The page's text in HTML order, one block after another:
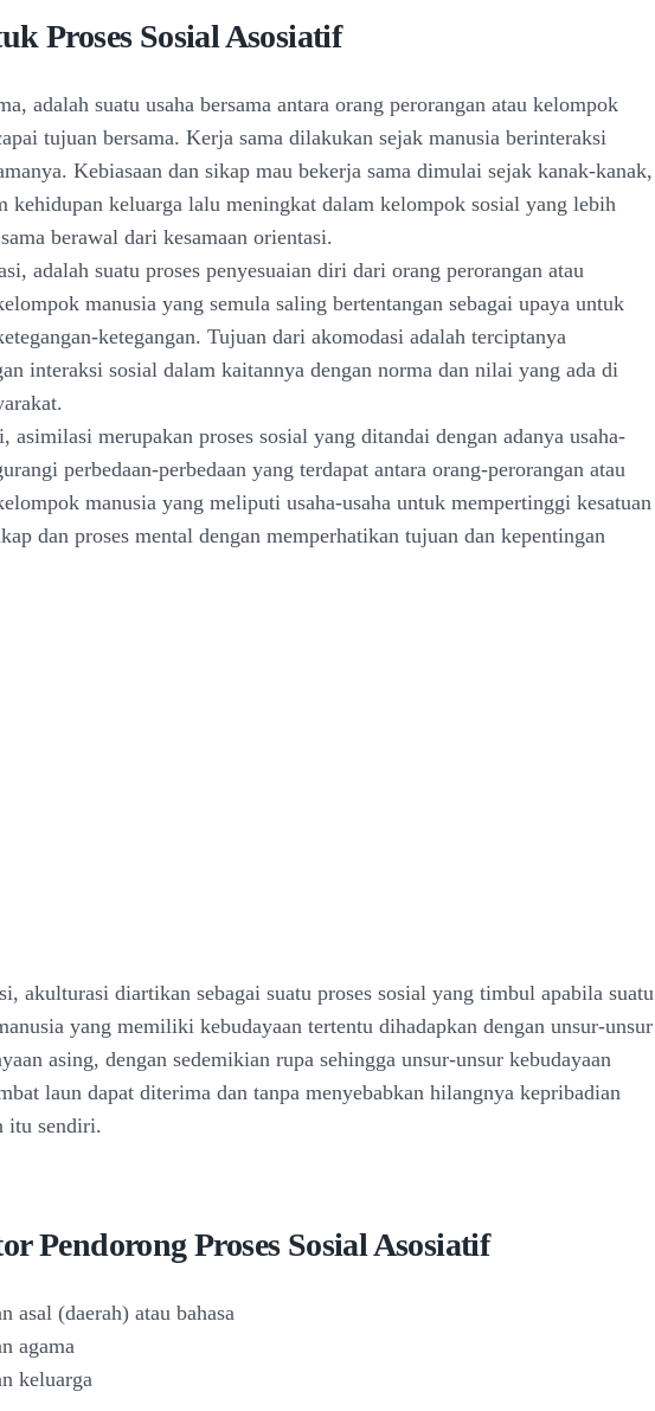
Proses Sosial Asosiatif
adalah suatu usaha bersama antara orang perorangan atau kelompok
tujuan bersama. Kerja sama dilakukan sejak manusia berinteraksi
Kebiasaan dan sikap mau bekerja sama dimulai sejak kanak-kanak,
kehidupan keluarga lalu meningkat dalam kelompok sosial yang lebih
berawal dari kesamaan orientasi.
adalah suatu proses penyesuaian diri dari orang perorangan atau
manusia yang semula saling bertentangan sebagai upaya untuk
ketegangan. Tujuan dari akomodasi adalah terciptanya
interaksi sosial dalam kaitannya dengan norma dan nilai yang ada di
asimilasi merupakan proses sosial yang ditandai dengan adanya usaha-
perbedaan-perbedaan yang terdapat antara orang-perorangan atau
manusia yang meliputi usaha-usaha untuk mempertinggi kesatuan
dan proses mental dengan memperhatikan tujuan dan kepentingan
akulturasi diartikan sebagai suatu proses sosial yang timbul apabila suatu
yang memiliki kebudayaan tertentu dihadapkan dengan unsur-unsur
asing, dengan sedemikian rupa sehingga unsur-unsur kebudayaan
laun dapat diterima dan tanpa menyebabkan hilangnya kepribadian
itu sendiri.
Pendorong Proses Sosial Asosiatif
asal (daerah) atau bahasa
agama
keluarga